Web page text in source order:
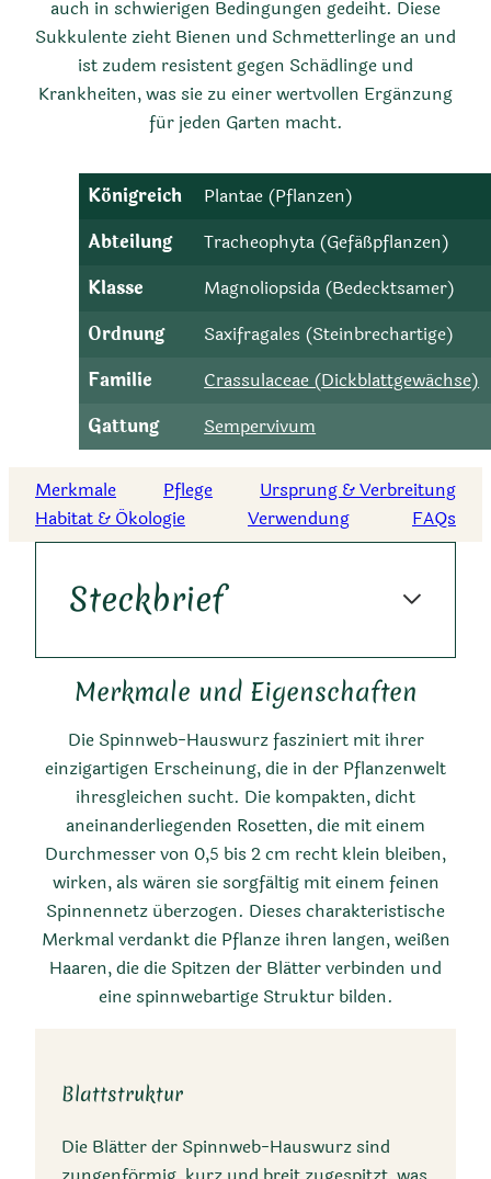
auch in schwierigen Bedingungen gedeiht. Diese
Sukkulente zieht Bienen und Schmetterlinge an und
ist zudem resistent gegen Schädlinge und
Krankheiten, was sie zu einer wertvollen Ergänzung
für jeden Garten macht.
Königreich
Plantae (Pflanzen)
Abteilung
Tracheophyta (Gefäßpflanzen)
Klasse
Magnoliopsida (Bedecktsamer)
Ordnung
Saxifragales (Steinbrechartige)
Familie
Crassulaceae (Dickblattgewächse)
Gattung
Sempervivum
Merkmale Pflege
Ursprung & Verbreitung
Habitat & Ökologie
Verwendung FAQs
Steckbrief
Kurzbeschreibung
Sempervivum arachnoideum
ist eine polsterbildende,
kleinrosettige Sukkulente,
die für ihre spinnwebartige
Bodenmilieu auf
ist in europäischen Gebirgen
Merkmale und Eigenschaften
Die Spinnweb-Hauswurz fasziniert mit ihrer
einzigartigen Erscheinung, die in der Pflanzenwelt
ihresgleichen sucht. Die kompakten, dicht
aneinanderliegenden Rosetten, die mit einem
Durchmesser von 0,5 bis 2 cm recht klein bleiben,
wirken, als wären sie sorgfältig mit einem feinen
Spinnennetz überzogen. Dieses charakteristische
Merkmal verdankt die Pflanze ihren langen, weißen
Haaren, die die Spitzen der Blätter verbinden und
eine spinnwebartige Struktur bilden.
Blattstruktur
Die Blätter der Spinnweb-Hauswurz sind